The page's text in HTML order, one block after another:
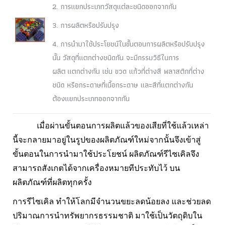
2. การแยกประเภทวัสดุแต่ละชนิดออกจากกัน
3. การผลิตหรือปรับปรุง
4. การนำมาใช้ประโยชน์ในขั้นตอนการผลิตหรือปรับปรุง
นั้น วัสดุที่แตกต่างชนิดกัน จะมีกรรมวิธีในการ
ผลิต แตกต่างกัน เช่น ขวด แก้วที่ต่างสี พลาสติกที่ต่าง
ชนิด หรือกระดาษที่เนื้อกระดาษ และสีที่แตกต่างกัน
ต้องแยกประเภทออกจากกัน
เมื่อผ่านขั้นตอนการผลิตแล้วของเสียที่ใช้แล้วเหล่า
นี้จะกลายมาอยู่ในรูปของผลิตภัณฑ์ใหม่จากนั้นจึงเข้าสู่
ขั้นตอนในการนำมาใช้ประโยชน์ ผลิตภัณฑ์รีไซเคิลจึง
สามารถสังเกตได้จากเครื่องหมายทีประทับไว้ บน
ผลิตภัณฑ์ที่ผลิตทุกครั้ง
การรีไซเคิล ทำให้โลกมีจำนวนขยะลดน้อยลง และช่วยลด
ปริมาณการนำทรัพยากรธรรมชาติ มาใช้เป็นวัตถุดิบใน